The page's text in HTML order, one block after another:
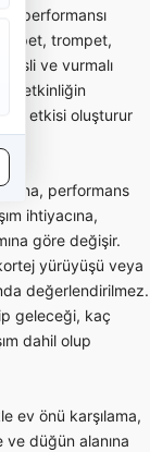
performansı
trompet,
ve vurmalı
etkinliğin
etkisi oluşturur
performans
ihtiyacına,
göre değişir.
yürüyüşü veya
değerlendirilmez.
geleceği, kaç
dahil olup
ev önü karşılama,
düğün alanına